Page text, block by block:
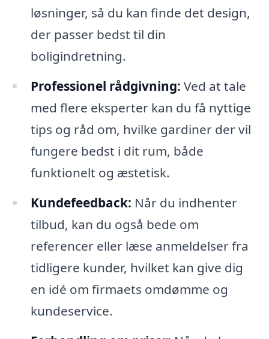
løsninger, så du kan finde det design,
der passer bedst til din
boligindretning.
Professionel rådgivning: Ved at tale
med flere eksperter kan du få nyttige
tips og råd om, hvilke gardiner der vil
fungere bedst i dit rum, både
funktionelt og æstetisk.
Kundefeedback: Når du indhenter
tilbud, kan du også bede om
referencer eller læse anmeldelser fra
tidligere kunder, hvilket kan give dig
en idé om firmaets omdømme og
kundeservice.